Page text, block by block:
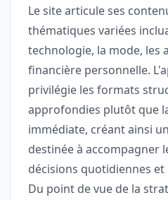
Le site articule ses
thématiques variées
technologie, la mode, les
financière personnelle.
privilégie les formats
approfondies plutôt que
immédiate, créant ainsi
destinée à accompagner
décisions quotidiennes
Du point de vue de la